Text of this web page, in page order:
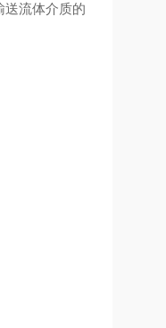
流体介质的